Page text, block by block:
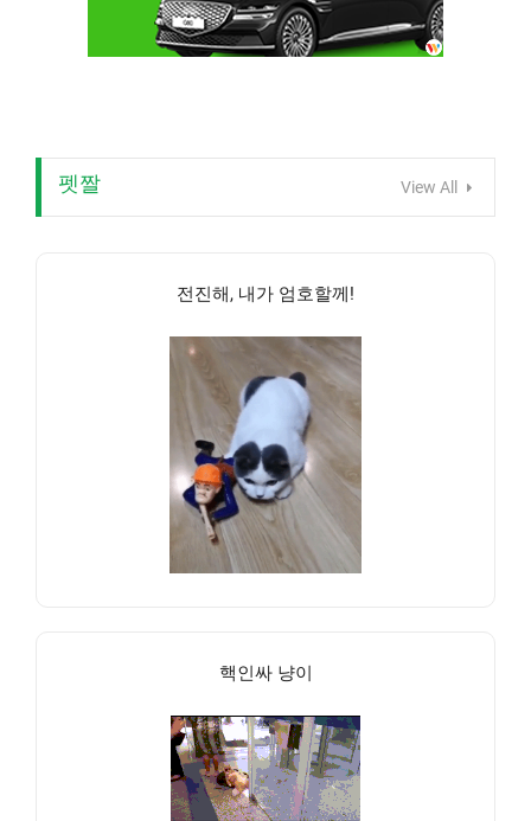
펫짤 View All
전진해, 내가 엄호할께!
핵인싸 냥이